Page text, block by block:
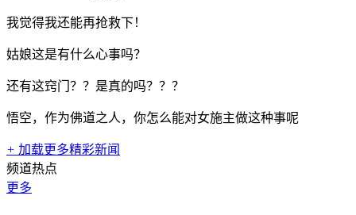
我觉得我还能再抢救下！
姑娘这是有什么心事吗？
还有这窍门？？是真的吗？？？
悟空，作为佛道之人，你怎么能对女施主做这种事呢
+ 加载更多精彩新闻
频道热点
更多